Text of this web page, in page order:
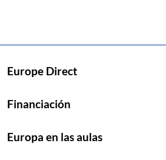
Europe Direct
Financiación
Europa en las aulas